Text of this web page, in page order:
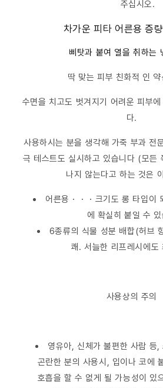
주십시오.
차가운 피타 어른용 증
삐탓과 붙여 열을 취하는
딱 맞는 피부 친화적 인 약
수면을 치고도 벗겨지기 어려운 피부
다.
사용하시는 분을 생각해 가죽 부과 전
극 테스트도 실시하고 있습니다 (모든
나지 않는다고 하는 것은
어른용・・・크기도 롱 타입이
에 확실히 붙일 수
6종류의 식물 성분 배합(허브
쾌. 서늘한 리프레시에도
사용상의 주의
영유아, 신체가 불편한 사람 등,
곤란한 분의 사용시, 입이나 코에
호흡을 할 수 없게 될 가능성이 있